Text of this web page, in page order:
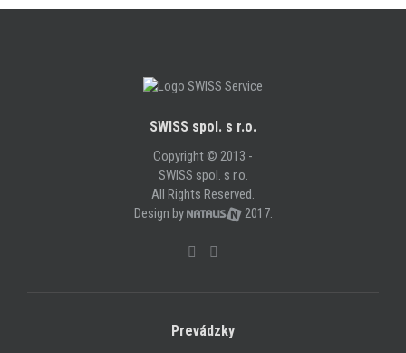
SWISS spol. s r.o.
Copyright © 2013 -
SWISS spol. s r.o.
All Rights Reserved.
Design by
2017.
Prevádzky